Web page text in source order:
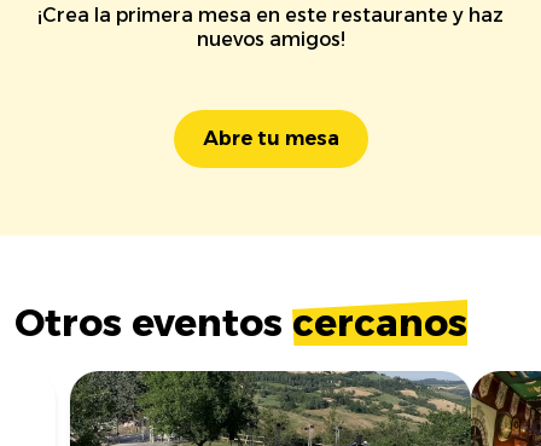
¡Crea la primera mesa en este restaurante y haz
nuevos amigos!
Abre tu mesa
Otros eventos cercanos